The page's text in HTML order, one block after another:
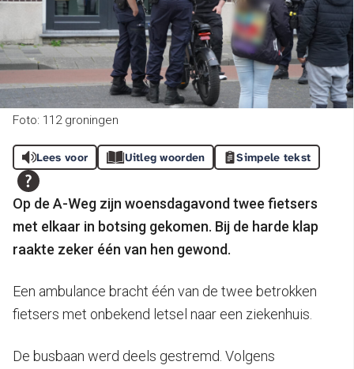
Foto: 112 groningen
Lees voor Uitleg woorden Simpele tekst
Op de A-Weg zijn woensdagavond twee fietsers
met elkaar in botsing gekomen. Bij de harde klap
raakte zeker één van hen gewond.
Een ambulance bracht één van de twee betrokken
fietsers met onbekend letsel naar een ziekenhuis.
De busbaan werd deels gestremd. Volgens